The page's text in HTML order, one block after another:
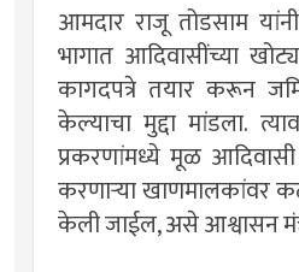
आमदार राजू तोडसाम
भागात आदिवासींच्या
कागदपत्रे तयार करून
केल्याचा मुद्दा मांडला.
प्रकरणांमध्ये मूळ
करणाऱ्या खाणमालकांवर
केली जाईल, असे आश्वासन